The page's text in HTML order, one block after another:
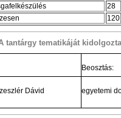
28
120
tantárgy tematikáját kidolgozta
Beosztás:
Dávid egyetemi